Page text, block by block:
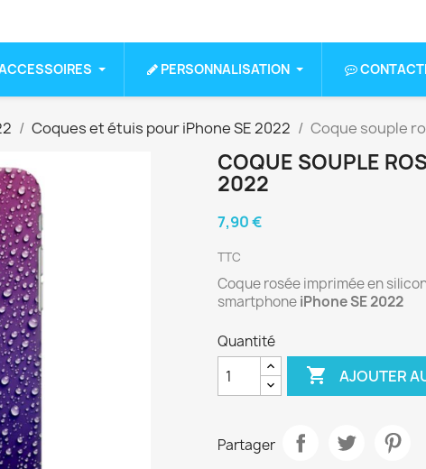
PERSONNALISATION
Coques et étuis pour iPhone SE 2022 Coque souple
COQUE SOUPLE
2022
7,90 €
TTC
Coque rosée imprimée en
smartphoneiPhone SE 2022
Quantité
 AJOUTER
Partager